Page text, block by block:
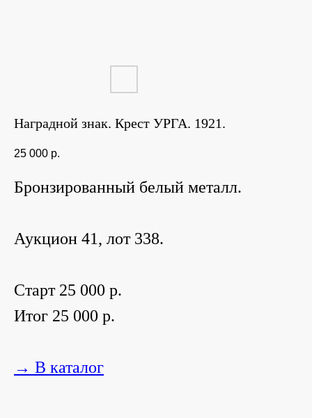
Наградной знак. Крест УРГА. 1921.
25 000 р.
Бронзированный белый металл.
Аукцион 41, лот 338.
Старт 25 000 р.
Итог 25 000 р.
→ В каталог